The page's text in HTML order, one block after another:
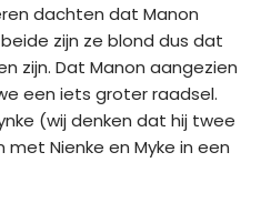
dachten dat Manon
zijn ze blond dus dat
zijn. Dat Manon aangezien
een iets groter raadsel.
(wij denken dat hij twee
met Nienke en Myke in een